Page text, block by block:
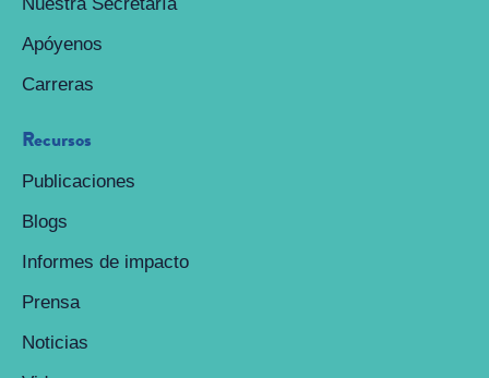
Apóyenos
Carreras
Recursos
Publicaciones
Blogs
Informes de impacto
Prensa
Noticias